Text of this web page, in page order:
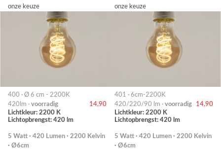
onze keuze
400 · Ø 6 cm - 2200K
420lm · voorradig
14,90
Lichtkleur: 2200 K
Lichtopbrengst: 420 lm
5 Watt · 420 Lumen · 2200 Kelvin
· Ø6cm
onze keuze
401 · 6cm-2200K
420/220/90 lm · voorradig
14,90
Lichtkleur: 2200 K
Lichtopbrengst: 420 lm
5 Watt · 420 Lumen · 2200 Kelvin
· Ø6cm